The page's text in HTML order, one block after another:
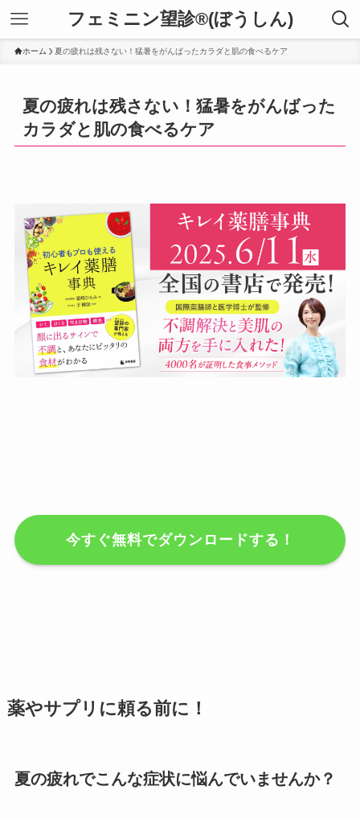
フェミニン望診®(ぼうしん)
ホーム 夏の疲れは残さない！猛暑をがんばったカラダと肌の食べるケア
夏の疲れは残さない！猛暑をがんばった
カラダと肌の食べるケア
今すぐ無料でダウンロードする！
薬やサプリに頼る前に！
夏の疲れでこんな症状に悩んでいませんか？